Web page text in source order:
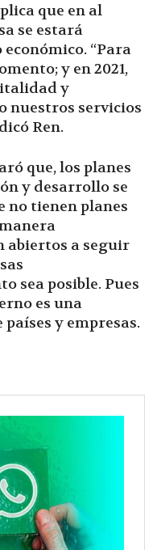
que en al
se estará
“Para
y en 2021,
y
nuestros servicios
Ren.
que, los planes
y desarrollo se
no tienen planes
abiertos a seguir
sea posible. Pues
es una
y empresas.